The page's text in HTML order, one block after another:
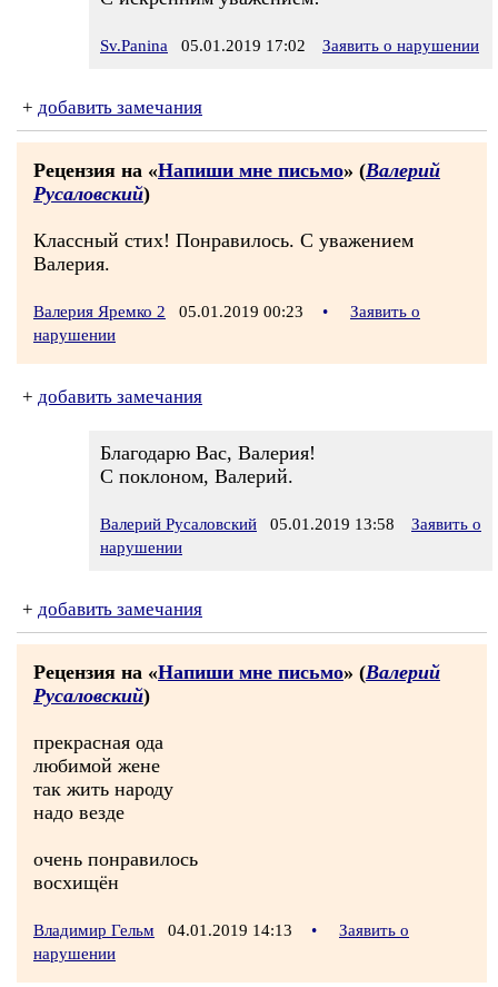
Sv.Panina 05.01.2019 17:02 Заявить о нарушении
+ добавить замечания
Рецензия на «Напиши мне письмо» (Валерий
Русаловский)
Классный стих! Понравилось. С уважением
Валерия.
Валерия Яремко 2 05.01.2019 00:23 •
Заявить о
нарушении
+ добавить замечания
Благодарю Вас, Валерия!
С поклоном, Валерий.
Валерий Русаловский 05.01.2019 13:58
Заявить о
нарушении
+ добавить замечания
Рецензия на «Напиши мне письмо» (Валерий
Русаловский)
прекрасная ода
любимой жене
так жить народу
надо везде
очень понравилось
восхищён
Владимир Гельм 04.01.2019 14:13 •
Заявить о
нарушении